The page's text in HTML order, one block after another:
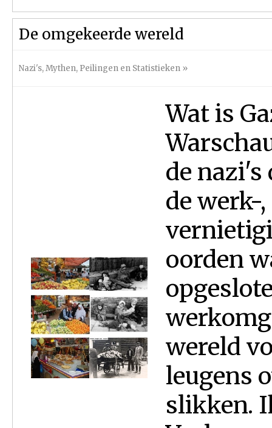
De omgekeerde wereld
Nazi's,Mythen, Peilingen en Statistieken »
Wat is
de nazi's
de werk-
oorden
wereld
leugens
slikken.